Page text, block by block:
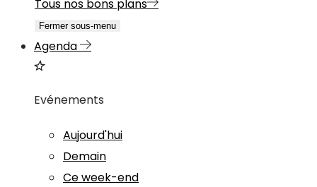
Tous nos bons plans
Fermer sous-menu
Agenda
Evénements
Aujourd'hui
Demain
Ce week-end